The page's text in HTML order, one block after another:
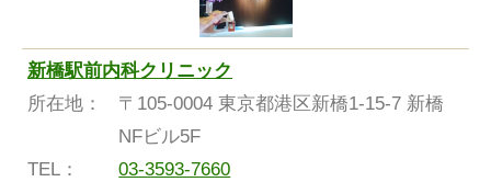
新橋駅前内科クリニック
所在地：
〒105-0004 東京都港区新橋1-15-7 新橋
NFビル5F
TEL：
03-3593-7660